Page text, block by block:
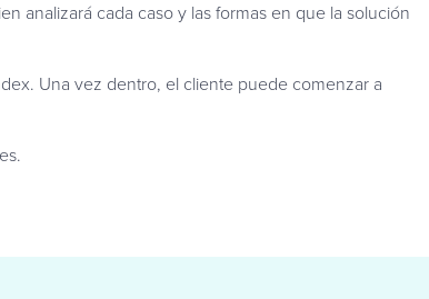
analizará cada caso y las formas en que la solución
Una vez dentro, el cliente puede comenzar a